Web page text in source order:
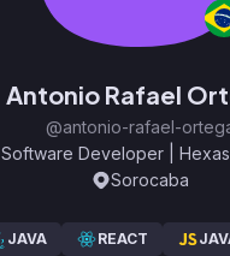
Antonio Rafael
@antonio-rafael-
Software Developer|
Sorocaba
JAVA REACT